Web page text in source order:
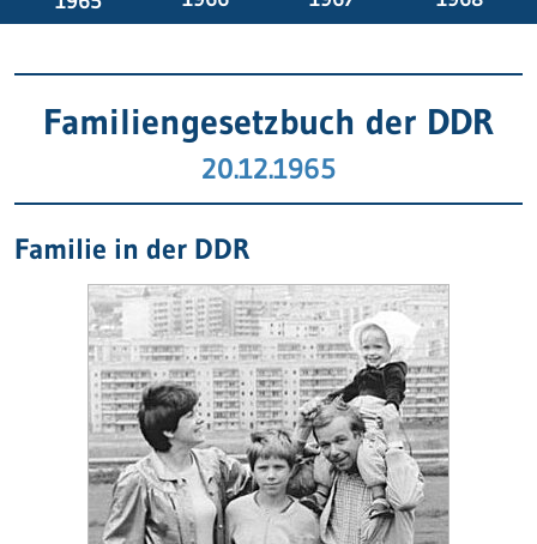
Familiengesetzbuch der DDR
20.12.1965
Familie in der DDR